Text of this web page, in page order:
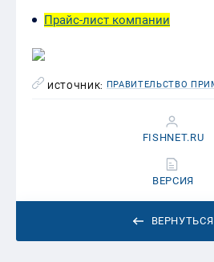
Прайс-лист компании
ИСТОЧНИК:
ВЕРНУТЬСЯ
FISHNET.RU
ВЕРСИЯ